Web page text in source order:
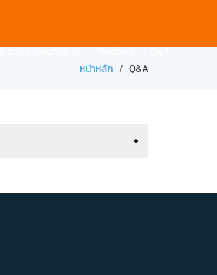
ารประกันคุณภาพ ติดต่อเรา Q&A
หน้าหลัก Q&A